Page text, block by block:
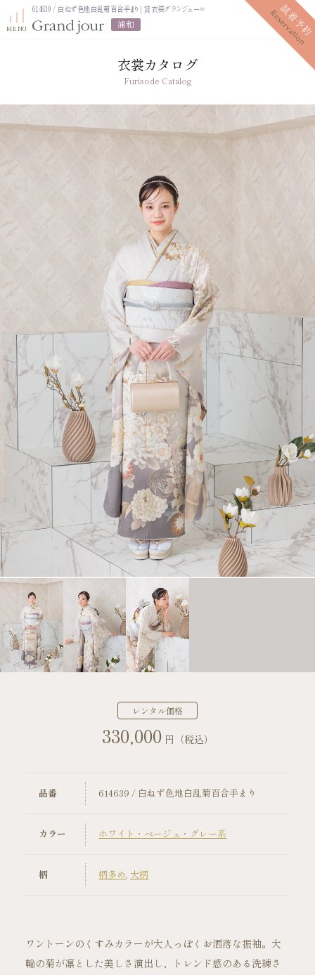
614639 / 白ねず色地白乱菊百合手まり｜貸衣装グランジュール
浦和
ママ振袖相談会
LOOKBOOK
高校3年生の方へ
大学1年生の方へ
大学2年生の方へ
ヘアスタイリング特集
アルバム・写真商品
コンセプト
よくあるご質問
店舗案内
振袖レンタルの流れ
写真だけの成人式の流れ
コーディネート小物
成人式当日の過ごし方
成人式中止時の対応
衣裳カタログ
Furisode Catalog
レンタル価格
330,000円（税込）
品番 614639 / 白ねず色地白乱菊百合手まり
カラー ホワイト・ベージュ・グレー系
柄 柄多め 大柄
ワントーンのくすみカラーが大人っぽくお洒落な振袖。大
輪の菊が凛とした美しさ演出し、トレンド感のある洗練さ